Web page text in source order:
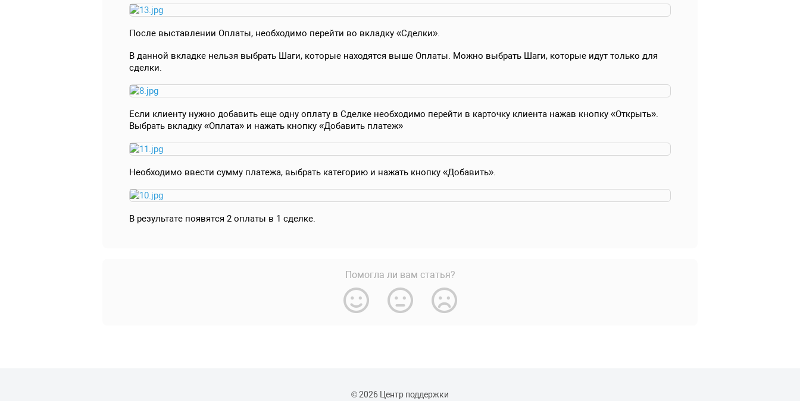
После выставлении Оплаты, необходимо перейти во вкладку «Сделки».
В данной вкладке нельзя выбрать Шаги, которые находятся выше Оплаты. Можно выбрать Шаги, которые идут только для
сделки.
Если клиенту нужно добавить еще одну оплату в Сделке необходимо перейти в карточку клиента нажав кнопку «Открыть».
Выбрать вкладку «Оплата» и нажать кнопку «Добавить платеж»
Необходимо ввести сумму платежа, выбрать категорию и нажать кнопку «Добавить».
В результате появятся 2 оплаты в 1 сделке.
Помогла ли вам статья?
© 2026 Центр поддержки